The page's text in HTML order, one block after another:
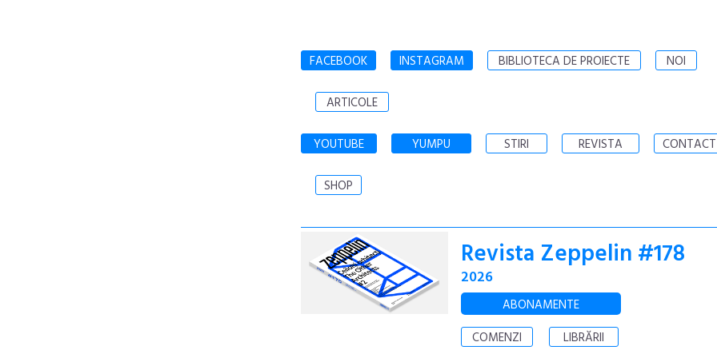
FACEBOOK INSTAGRAM BIBLIOTECA DE PROIECTE NOI
ARTICOLE
YOUTUBE YUMPU STIRI REVISTA CONTACT
SHOP
Revista Zeppelin #178
2026
ABONAMENTE
COMENZI
LIBRĂRII